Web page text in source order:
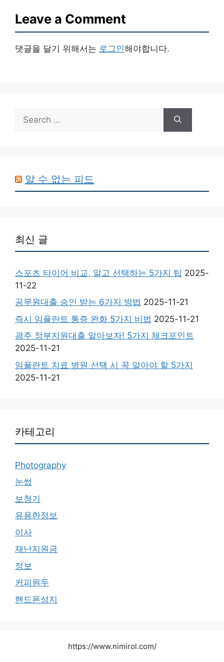
Leave a Comment
댓글을 달기 위해서는 로그인해야합니다.
for:
알 수 없는 피드
최신 글
스포츠 타이어 비교, 알고 선택하는 5가지 팁 2025-
11-22
공무원대출 승인 받는 6가지 방법 2025-11-21
즉시 임플란트 통증 완화 5가지 비법 2025-11-21
광주 정부지원대출 알아보자! 5가지 체크포인트
2025-11-21
임플란트 치료 병원 선택 시 꼭 알아야 할 5가지
2025-11-21
카테고리
Photography
눈썹
보청기
유용한정보
이사
재난지원금
정보
커피원두
핸드폰성지
https://www.nimirol.com/